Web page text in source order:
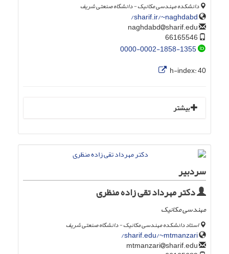
دانشکده مهندسی مکانیک - دانشگاه صنعتی شریف
sharif.ir/~naghdabd/
sharif.edu
0000-0002-1858-1355
h-index:40
بیشتر
سردبیر
دکتر مهرداد تقی زاده منظری
مهندسی مکانیک
استاد دانشکده مهندسی مکانیک - دانشگاه صنعتی شریف
sharif.edu/~mtmanzari/
sharif.edu